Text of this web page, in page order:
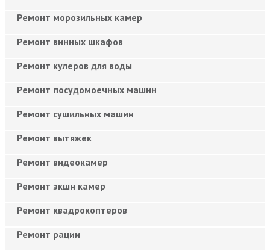
Ремонт морозильных камер
Ремонт винных шкафов
Ремонт кулеров для воды
Ремонт посудомоечных машин
Ремонт сушильных машин
Ремонт вытяжек
Ремонт видеокамер
Ремонт экшн камер
Ремонт квадрокоптеров
Ремонт рации